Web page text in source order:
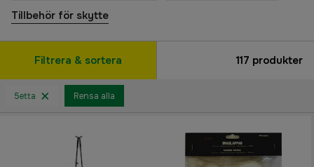
Tillbehör för skytte
Filtrera & sortera 117 produkter
5etta Rensa alla